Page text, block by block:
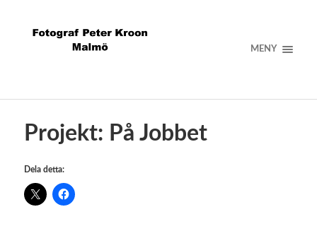
MENY
Projekt: På Jobbet
Dela detta: